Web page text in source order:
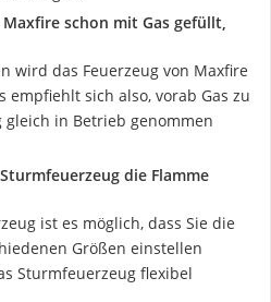
schon mit Gas gefüllt,
wird das Feuerzeug von Maxfire
empfiehlt sich also, vorab Gas zu
gleich in Betrieb genommen
die Flamme
ist es möglich, dass Sie die
Größen einstellen
Sturmfeuerzeug flexibel